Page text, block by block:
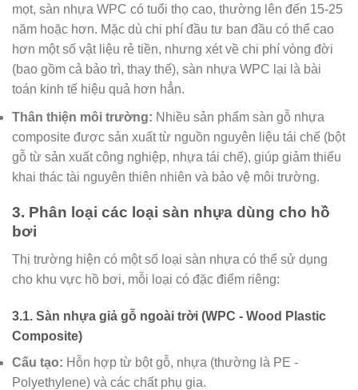
mọt, sàn nhựa WPC có tuổi thọ cao, thường lên đến 15-25
năm hoặc hơn. Mặc dù chi phí đầu tư ban đầu có thể cao
hơn một số vật liệu rẻ tiền, nhưng xét về chi phí vòng đời
(bao gồm cả bảo trì, thay thế), sàn nhựa WPC lại là bài
toán kinh tế hiệu quả hơn hẳn.
Thân thiện môi trường: Nhiều sản phẩm sàn gỗ nhựa
composite được sản xuất từ nguồn nguyên liệu tái chế (bột
gỗ từ sản xuất công nghiệp, nhựa tái chế), giúp giảm thiểu
khai thác tài nguyên thiên nhiên và bảo vệ môi trường.
3. Phân loại các loại sàn nhựa dùng cho hồ
bơi
Thị trường hiện có một số loại sàn nhựa có thể sử dụng
cho khu vực hồ bơi, mỗi loại có đặc điểm riêng:
3.1. Sàn nhựa giả gỗ ngoài trời (WPC - Wood Plastic
Composite)
Cấu tạo: Hỗn hợp từ bột gỗ, nhựa (thường là PE -
Polyethylene) và các chất phụ gia.